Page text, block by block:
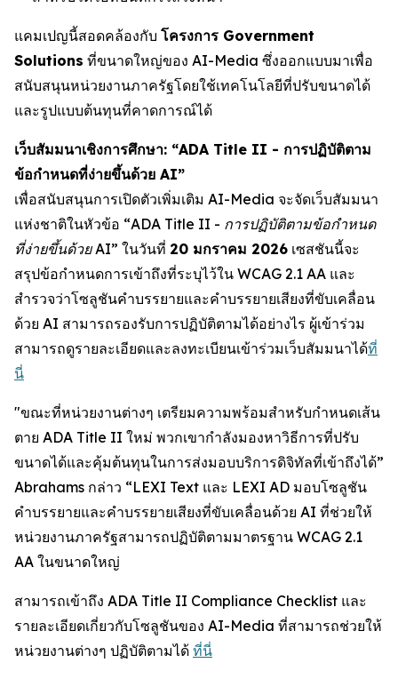
แคมเปญนี้สอดคล้องกับ โครงการ Government
Solutions ที่ขนาดใหญ่ของ AI-Media ซึ่งออกแบบมาเพื่อ
สนับสนุนหน่วยงานภาครัฐโดยใช้เทคโนโลยีที่ปรับขนาดได้
และรูปแบบต้นทุนที่คาดการณ์ได้
เว็บสัมมนาเชิงการศึกษา: “ADA Title II - การปฏิบัติตาม
ข้อกำหนดที่ง่ายขึ้นด้วย AI”
เพื่อสนับสนุนการเปิดตัวเพิ่มเติม AI-Media จะจัดเว็บสัมมนา
แห่งชาติในหัวข้อ “ADA Title II - การปฏิบัติตามข้อกำหนด
ที่ง่ายขึ้นด้วย AI” ในวันที่ 20 มกราคม 2026 เซสชันนี้จะ
สรุปข้อกำหนดการเข้าถึงที่ระบุไว้ใน WCAG 2.1 AA และ
สำรวจว่าโซลูชันคำบรรยายและคำบรรยายเสียงที่ขับเคลื่อน
ด้วย AI สามารถรองรับการปฏิบัติตามได้อย่างไร ผู้เข้าร่วม
สามารถดูรายละเอียดและลงทะเบียนเข้าร่วมเว็บสัมมนาได้ที่
นี่
"ขณะที่หน่วยงานต่างๆ เตรียมความพร้อมสำหรับกำหนดเส้น
ตาย ADA Title II ใหม่ พวกเขากำลังมองหาวิธีการที่ปรับ
ขนาดได้และคุ้มต้นทุนในการส่งมอบบริการดิจิทัลที่เข้าถึงได้”
Abrahams กล่าว “LEXI Text และ LEXI AD มอบโซลูชัน
คำบรรยายและคำบรรยายเสียงที่ขับเคลื่อนด้วย AI ที่ช่วยให้
หน่วยงานภาครัฐสามารถปฏิบัติตามมาตรฐาน WCAG 2.1
AA ในขนาดใหญ่
สามารถเข้าถึง ADA Title II Compliance Checklist และ
รายละเอียดเกี่ยวกับโซลูชันของ AI-Media ที่สามารถช่วยให้
หน่วยงานต่างๆ ปฏิบัติตามได้ ที่นี่